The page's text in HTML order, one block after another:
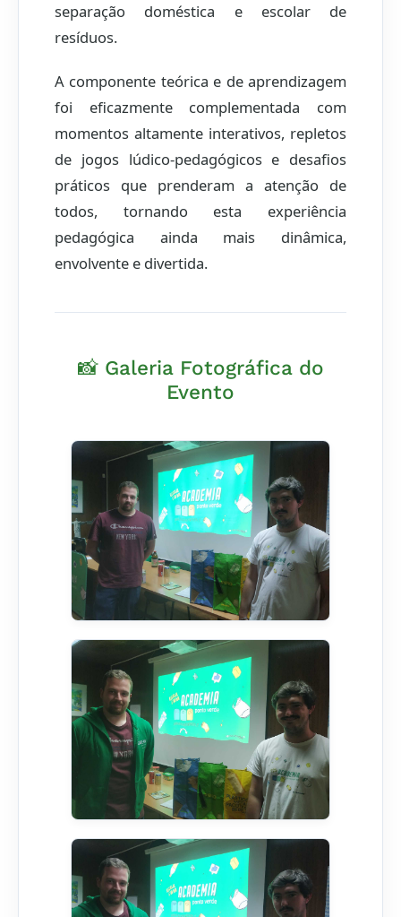
separação doméstica e escolar de
resíduos.
A componente teórica e de aprendizagem
foi eficazmente complementada com
momentos altamente interativos, repletos
de jogos lúdico-pedagógicos e desafios
práticos que prenderam a atenção de
todos, tornando esta experiência
pedagógica ainda mais dinâmica,
envolvente e divertida.
📸 Galeria Fotográfica do
Evento